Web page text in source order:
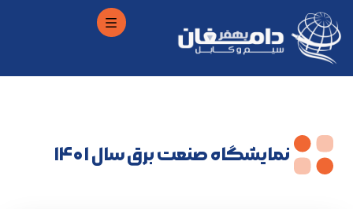
نمایشگاه صنعت برق سال 1401